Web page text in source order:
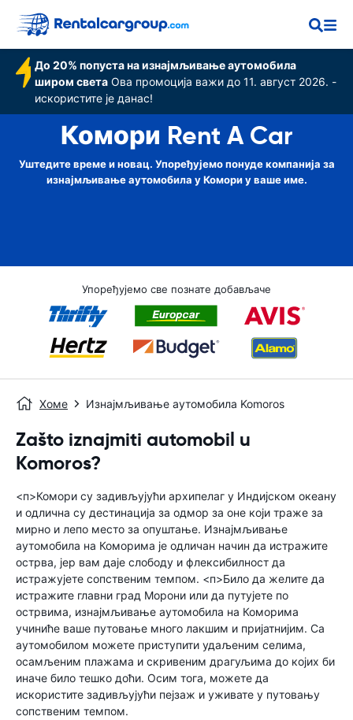
До 20% попуста на изнајмљивање аутомобила
широм света Ова промоција важи до 11. август 2026. -
искористите је данас!
Комори Rent A Car
Уштедите време и новац. Упоређујемо понуде компанија за
изнајмљивање аутомобила у Комори у ваше име.
Упоређујемо све познате добављаче
Хоме Изнајмљивање аутомобила Komoros
Zašto iznajmiti automobil u
Komoros?
<п>Комори су задивљујући архипелаг у Индијском океану
и одлична су дестинација за одмор за оне који траже за
мирно и лепо место за опуштање. Изнајмљивање
аутомобила на Коморима је одличан начин да истражите
острва, јер вам даје слободу и флексибилност да
истражујете сопственим темпом. <п>Било да желите да
истражите главни град Морони или да путујете по
острвима, изнајмљивање аутомобила на Коморима
учиниће ваше путовање много лакшим и пријатнијим. Са
аутомобилом можете приступити удаљеним селима,
осамљеним плажама и скривеним драгуљима до којих би
иначе било тешко доћи. Осим тога, можете да
искористите задивљујући пејзаж и уживате у путовању
сопственим темпом.